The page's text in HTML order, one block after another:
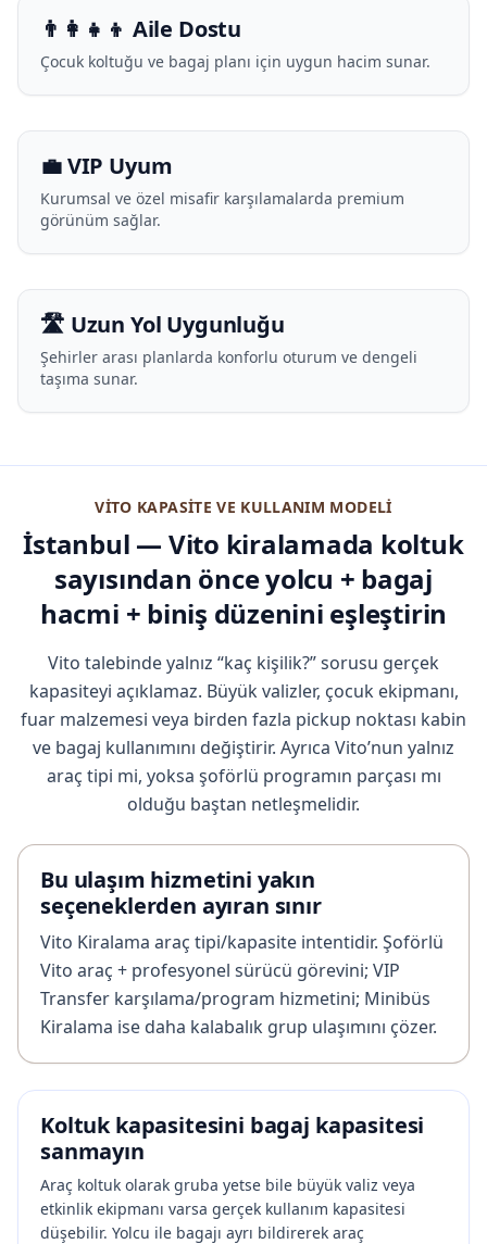
👨‍👩‍👧‍👦 Aile Dostu
Çocuk koltuğu ve bagaj planı için uygun hacim sunar.
💼 VIP Uyum
Kurumsal ve özel misafir karşılamalarda premium
görünüm sağlar.
🛣️ Uzun Yol Uygunluğu
Şehirler arası planlarda konforlu oturum ve dengeli
taşıma sunar.
VITO KAPASITE VE KULLANIM MODELI
İstanbul — Vito kiralamada koltuk
sayısından önce yolcu + bagaj
hacmi + biniş düzenini eşleştirin
Vito talebinde yalnız “kaç kişilik?” sorusu gerçek
kapasiteyi açıklamaz. Büyük valizler, çocuk ekipmanı,
fuar malzemesi veya birden fazla pickup noktası kabin
ve bagaj kullanımını değiştirir. Ayrıca Vito’nun yalnız
araç tipi mi, yoksa şoförlü programın parçası mı
olduğu baştan netleşmelidir.
Bu ulaşım hizmetini yakın
seçeneklerden ayıran sınır
Vito Kiralama araç tipi/kapasite intentidir. Şoförlü
Vito araç + profesyonel sürücü görevini; VIP
Transfer karşılama/program hizmetini; Minibüs
Kiralama ise daha kalabalık grup ulaşımını çözer.
Koltuk kapasitesini bagaj kapasitesi
sanmayın
Araç koltuk olarak gruba yetse bile büyük valiz veya
etkinlik ekipmanı varsa gerçek kullanım kapasitesi
düşebilir. Yolcu ile bagajı ayrı bildirerek araç